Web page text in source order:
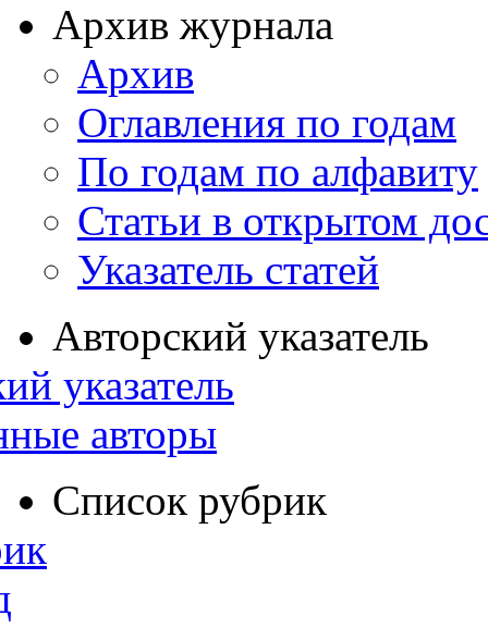
Архив журнала
Архив
Оглавления по годам
По годам по алфавиту
Статьи в открытом
Указатель статей
Авторский указатель
указатель
авторы
Список рубрик